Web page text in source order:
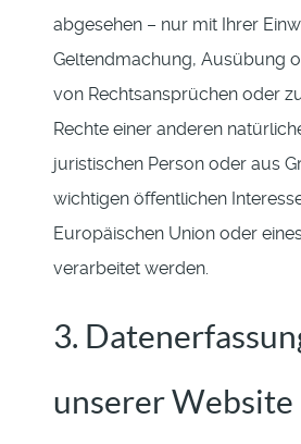
abgesehen – nur mit Ihrer
Geltendmachung, Ausübung
von Rechtsansprüchen oder
Rechte einer anderen
juristischen Person oder aus
wichtigen öffentlichen
Europäischen Union oder
verarbeitet werden.
3.
unserer Website